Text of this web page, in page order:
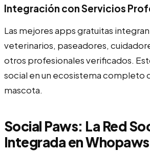
Integración con Servicios
Las mejores apps gratuitas
veterinarios, paseadores,
otros profesionales verificados.
social en un ecosistema completo
mascota.
Social Paws: La Red
Integrada en Whopaws